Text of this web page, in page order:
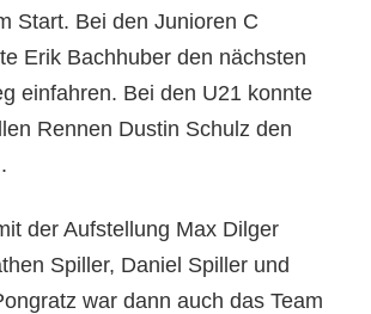
Start. Bei den Junioren C
Erik Bachhuber den nächsten
einfahren. Bei den U21 konnte
Rennen Dustin Schulz den
der Aufstellung Max Dilger
Spiller, Daniel Spiller und
war dann auch das Team